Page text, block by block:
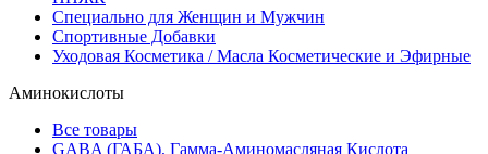
Специально для Женщин и Мужчин
Спортивные Добавки
Уходовая Косметика / Масла Косметические и Эфирные
Аминокислоты
Все товары
GABA (ГАБА), Гамма-Аминомасляная Кислота